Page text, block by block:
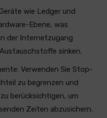
wie Ledger und
Ebene, was
der Internetzugang
sinken.
Verwenden Sie Stop-
zu begrenzen und
berücksichtigen, um
Zeiten abzusichern.